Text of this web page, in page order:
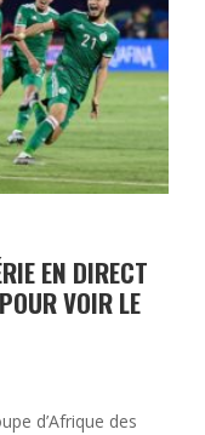
EN DIRECT
VOIR LE
d’Afrique des